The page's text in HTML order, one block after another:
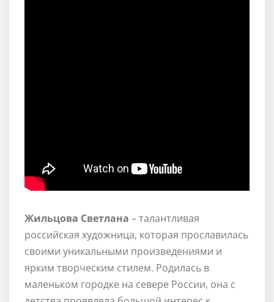
Жильцова Светлана – талантливая
российская художница, которая прославилась
своими уникальными произведениями и
ярким творческим стилем. Родилась в
маленьком городке на севере России, она с